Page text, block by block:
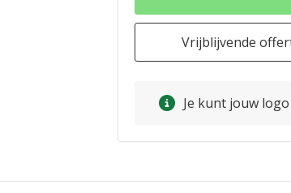
Vrijblijvende
Je kunt jouw